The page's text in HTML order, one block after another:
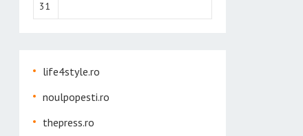
31
life4style.ro
noulpopesti.ro
thepress.ro